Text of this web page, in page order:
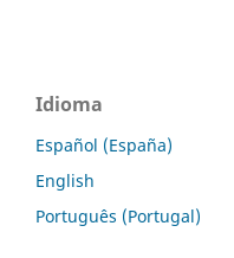
Idioma
Español (España)
English
Português (Portugal)